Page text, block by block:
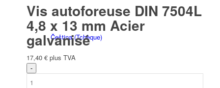
Čeština(Tchèque)
Vis autoforeuse DIN 7504L
4,8 x 13 mm Acier
galvanisé
17,40 € plus TVA